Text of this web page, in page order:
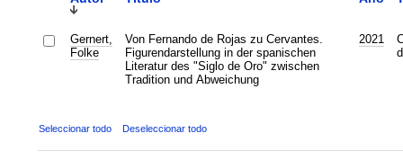
Gernert,
Folke
Von Fernando de Rojas zu Cervantes.
Figurendarstellung in der spanischen
Literatur des "Siglo de Oro" zwischen
Tradition und Abweichung
2021
Seleccionar todo Deseleccionar todo